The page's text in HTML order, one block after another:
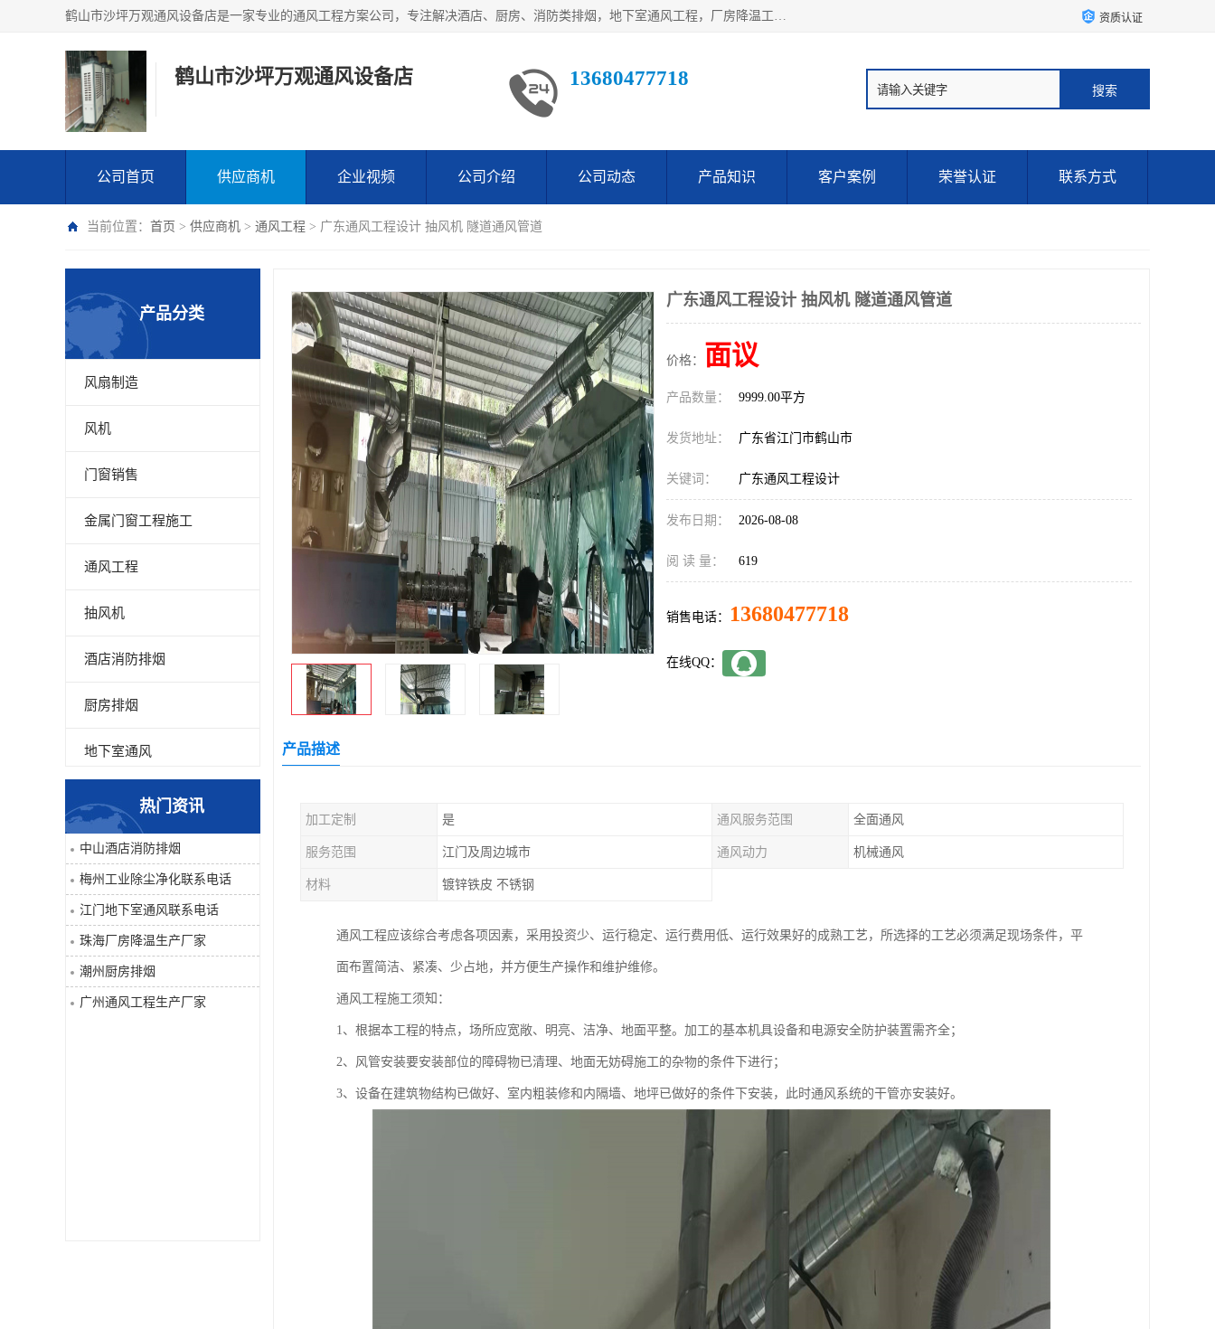
鹤山市沙坪万观通风设备店是一家专业的通风工程方案公司，专注解决酒店、厨房、消防类排烟，地下室通风工程，厂房降温工程，工业除尘净化工程及各类环保通风工程。 资质认证
鹤山市沙坪万观通风设备店 13680477718
公司首页 供应商机 企业视频 公司介绍 公司动态 产品知识 客户案例 荣誉认证 联系方式
当前位置： 首页 > 供应商机 > 通风工程 > 广东通风工程设计 抽风机 隧道通风管道
产品分类
风扇制造
风机
门窗销售
金属门窗工程施工
通风工程
抽风机
酒店消防排烟
厨房排烟
地下室通风
工业除尘净化
热门资讯
中山酒店消防排烟
梅州工业除尘净化联系电话
江门地下室通风联系电话
珠海厂房降温生产厂家
潮州厨房排烟
广州通风工程生产厂家
广东通风工程设计 抽风机 隧道通风管道
价格： 面议
产品数量： 9999.00平方
发货地址： 广东省江门市鹤山市
关键词： 广东通风工程设计
发布日期： 2026-08-08
阅 读 量： 619
销售电话： 13680477718
在线QQ：
产品描述
加工定制 是 通风服务范围 全面通风
服务范围 江门及周边城市 通风动力 机械通风
材料 镀锌铁皮 不锈钢
通风工程应该综合考虑各项因素，采用投资少、运行稳定、运行费用低、运行效果好的成熟工艺，所选择的工艺必须满足现场条件，平
面布置简洁、紧凑、少占地，并方便生产操作和维护维修。
通风工程施工须知：
1、根据本工程的特点，场所应宽敞、明亮、洁净、地面平整。加工的基本机具设备和电源安全防护装置需齐全；
2、风管安装要安装部位的障碍物已清理、地面无妨碍施工的杂物的条件下进行；
3、设备在建筑物结构已做好、室内粗装修和内隔墙、地坪已做好的条件下安装，此时通风系统的干管亦安装好。